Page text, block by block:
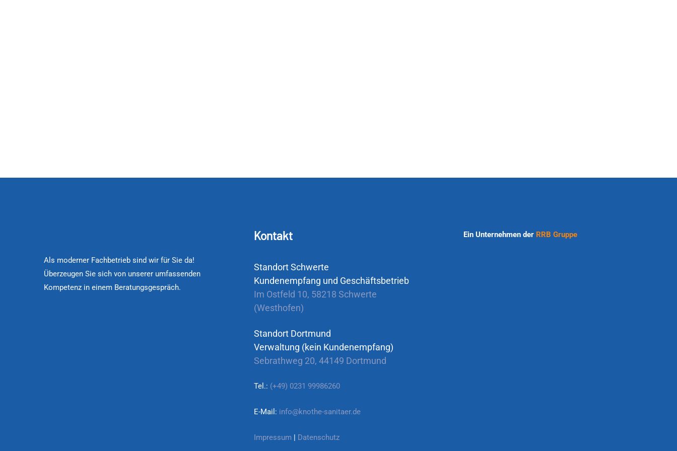
Als moderner Fachbetrieb sind wir für Sie da!
Überzeugen Sie sich von unserer umfassenden
Kompetenz in einem Beratungsgespräch.
Kontakt
Standort Schwerte
Kundenempfang und Geschäftsbetrieb
Im Ostfeld 10, 58218 Schwerte
(Westhofen)
Standort Dortmund
Verwaltung (kein Kundenempfang)
Sebrathweg 20, 44149 Dortmund
Tel.: (+49) 0231 99986260
E-Mail: info@knothe-sanitaer.de
Impressum | Datenschutz
Ein Unternehmen der RRB Gruppe